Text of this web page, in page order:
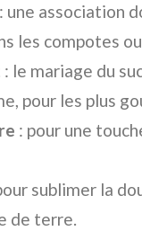
: une association
les compotes
: le mariage du
pour les plus
: pour une
sublimer la
de terre.